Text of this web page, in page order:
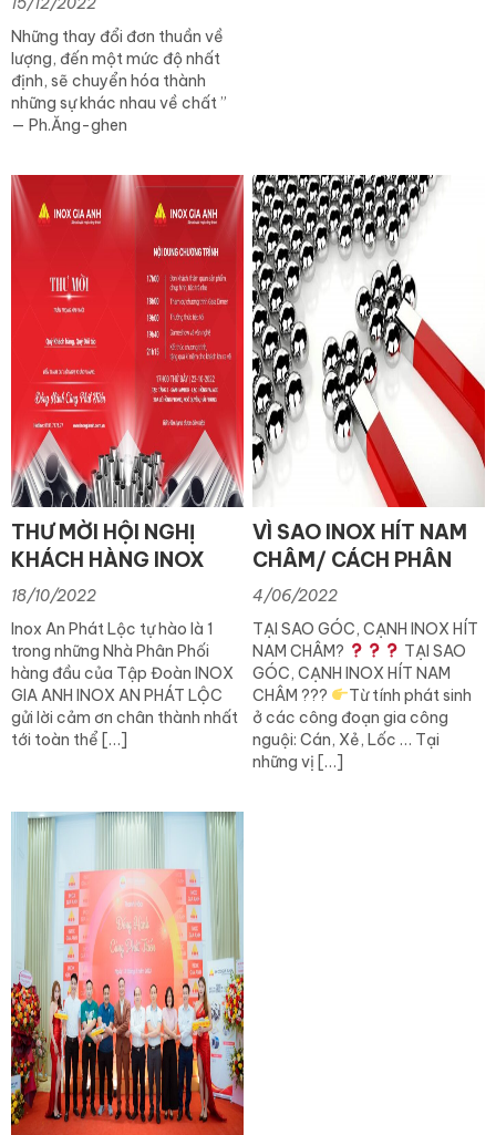
Những thay đổi đơn thuần về
lượng, đến một mức độ nhất
định, sẽ chuyển hóa thành
những sự khác nhau về chất ”
— Ph.Ăng-ghen
THƯ MỜI HỘI NGHỊ
KHÁCH HÀNG INOX
GIA ANH 22/10/2022
18/10/2022
Inox An Phát Lộc tự hào là 1
trong những Nhà Phân Phối
hàng đầu của Tập Đoàn INOX
GIA ANH INOX AN PHÁT LỘC
gửi lời cảm ơn chân thành nhất
tới toàn thể […]
VÌ SAO INOX HÍT NAM
CHÂM/ CÁCH PHÂN
BIỆT INOX 304 & 201
4/06/2022
TẠI SAO GÓC, CẠNH INOX HÍT
NAM CHÂM?
TẠI SAO
GÓC, CẠNH INOX HÍT NAM
CHÂM ???
Từ tính phát sinh
ở các công đoạn gia công
nguội: Cán, Xẻ, Lốc … Tại
những vị […]